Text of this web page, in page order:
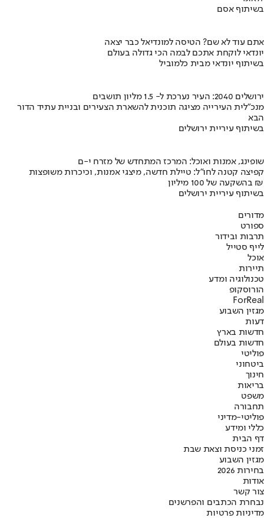
בשיתוף אסם
אתם עוד לא שם? הטיסה למונדיאל כבר יצאה
יונדאי לוקחת אתכם לבמה הכי גדולה בעולם
בשיתוף יונדאי מבית כלמוביל
ירושלים 2040: העיר נערכת ל- 1.5 מליון תושבים
מנכ"לית העירייה מציגה תוכנית להשארת הצעירים ובניית עתיד הדור
הבא
בשיתוף עיריית ירושלים
שופינג, אמנות ואוכל: המרכז המתחדש של מזרח י-ם
קפיצה קטנה לחו"ל: טיילת חדשה, מיצגי אמנות, וכיכרות משופצות
בהשקעה של 100 מיליון ₪
בשיתוף עיריית ירושלים
מדורים
ספורט
תרבות ובידור
לייף סטייל
אוכל
תיירות
טכנולוגיה ומדע
הורוסקופ
ForReal
מגזין השבוע
דעות
חדשות בארץ
חדשות בעולם
פוליטי
ביטחוני
חינוך
בריאות
משפט
תחבורה
פוליטי-מדיני
כללי ומידע
דף הבית
זמני כניסת וצאת שבת
מגזין השבוע
בחירות 2026
אודות
צור קשר
נבחרת הכתבים והפרשנים
מדיניות פרטיות